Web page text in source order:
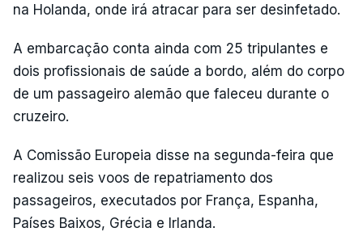
na Holanda, onde irá atracar para ser desinfetado.
A embarcação conta ainda com 25 tripulantes e
dois profissionais de saúde a bordo, além do corpo
de um passageiro alemão que faleceu durante o
cruzeiro.
A Comissão Europeia disse na segunda-feira que
realizou seis voos de repatriamento dos
passageiros, executados por França, Espanha,
Países Baixos, Grécia e Irlanda.